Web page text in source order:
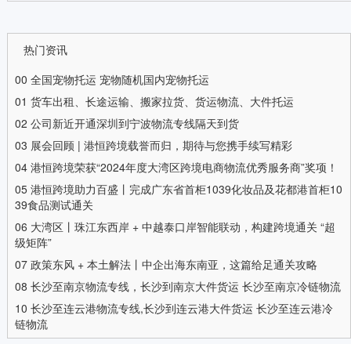
热门资讯
00 全国宠物托运 宠物随机国内宠物托运
01 货车出租、长途运输、搬家拉货、货运物流、大件托运
02 公司新近开通深圳到宁波物流专线隔天到货
03 展会回顾 | 港恒跨境载誉而归，期待与您携手续写精彩
04 港恒跨境荣获“2024年度大湾区跨境电商物流优秀服务商”奖项！
05 港恒跨境助力百盛丨完成广东省首柜1039化妆品及花都港首柜10
39食品测试通关
06 大湾区丨珠江东西岸 + 中越泰口岸智能联动，构建跨境通关 “超
级矩阵”
07 政策东风 + 本土解法丨中企出海东南亚，这篇给足通关攻略
08 长沙至南京物流专线，长沙到南京大件货运 长沙至南京冷链物流
10 长沙至连云港物流专线,长沙到连云港大件货运 长沙至连云港冷
链物流